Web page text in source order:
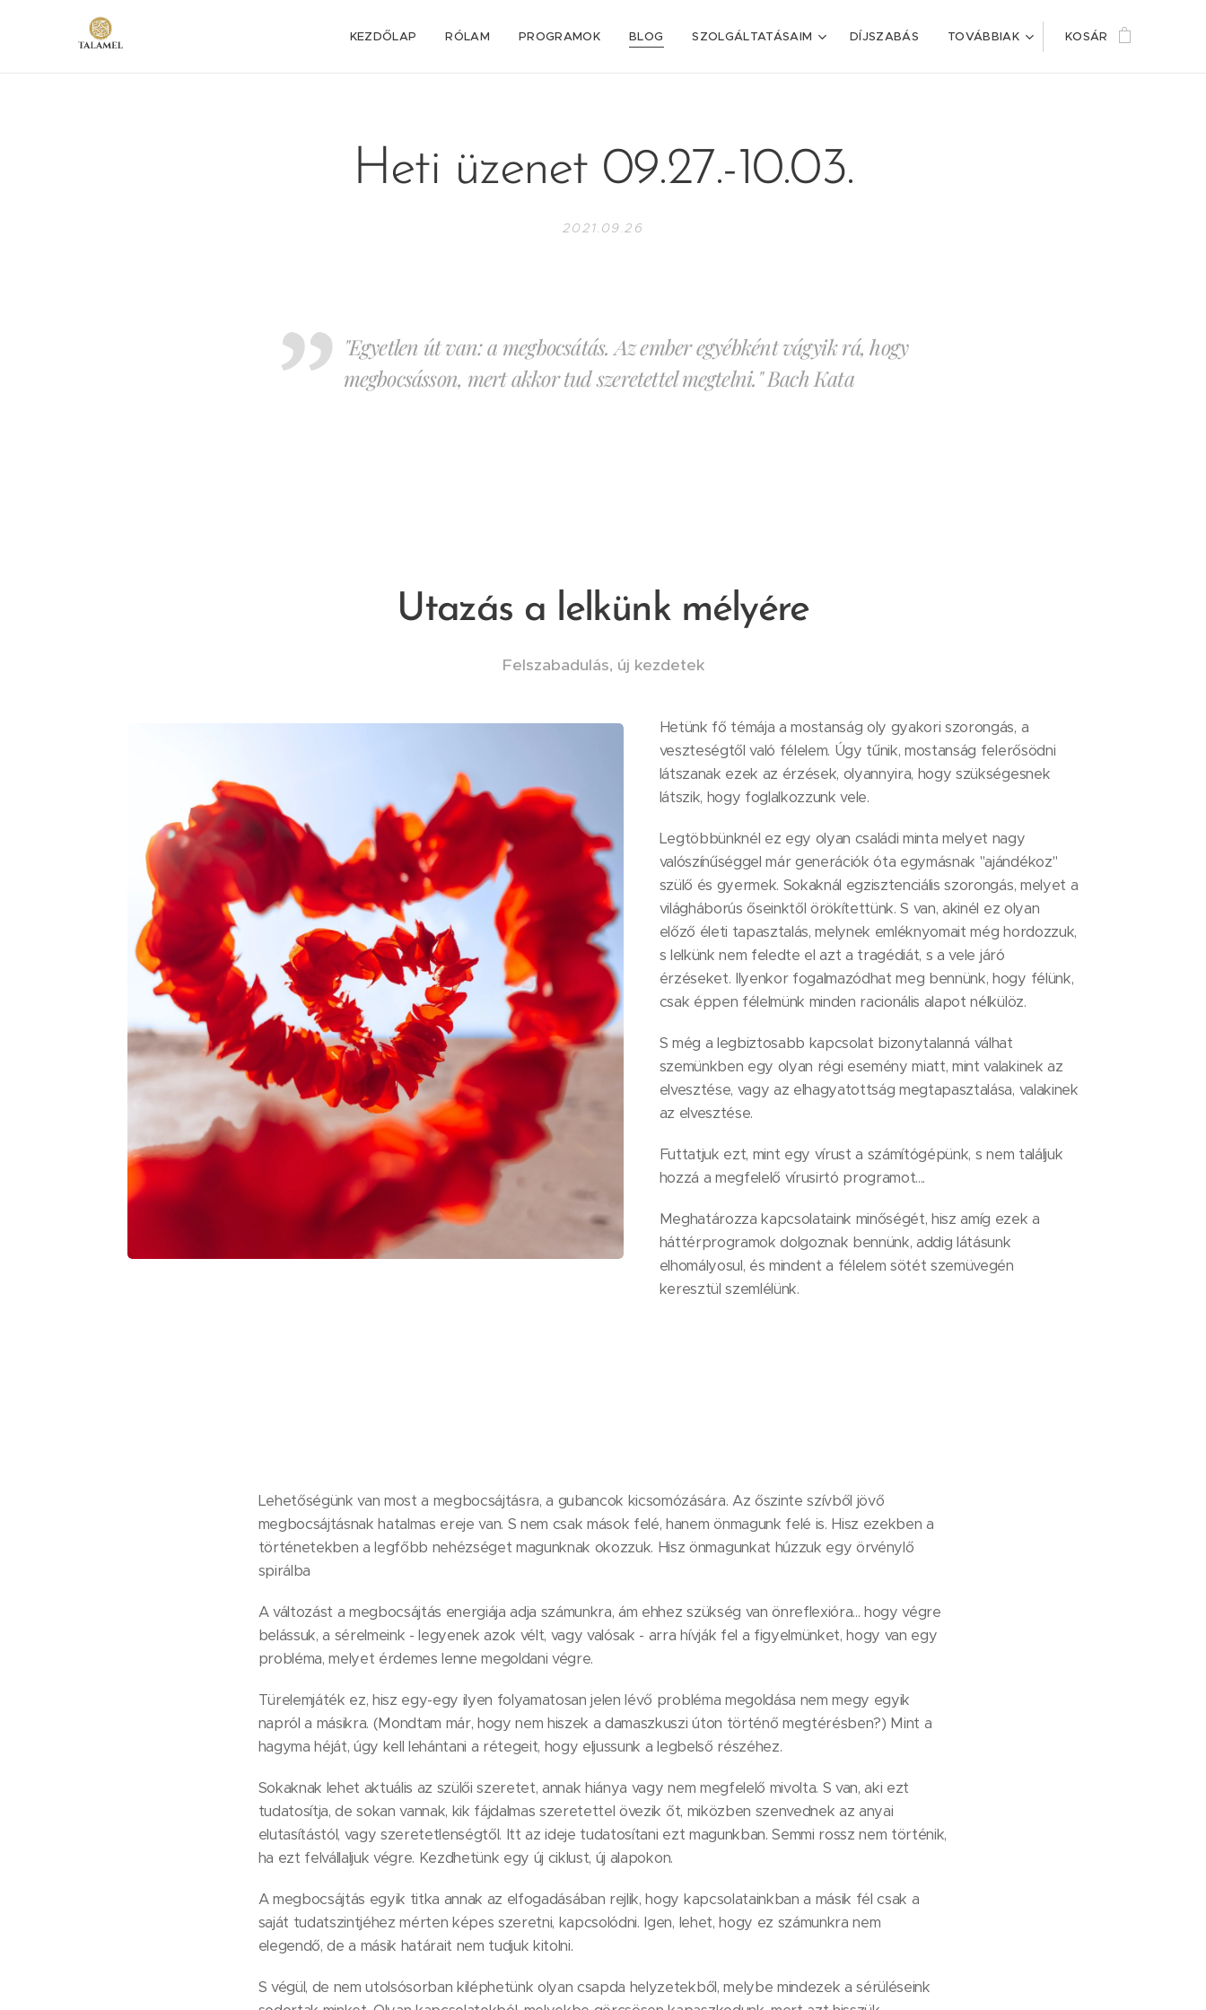
KEZDŐLAP RÓLAM PROGRAMOK BLOG SZOLGÁLTATÁSAIM DÍJSZABÁS TOVÁBBIAK KOSÁR
Heti üzenet 09.27.-10.03.
2021.09.26
"Egyetlen út van: a megbocsátás. Az ember egyébként vágyik rá, hogy
megbocsásson, mert akkor tud szeretettel megtelni." Bach Kata
Utazás a lelkünk mélyére
Felszabadulás, új kezdetek
Hetünk fő témája a mostanság oly gyakori szorongás, a
veszteségtől való félelem. Úgy tűnik, mostanság felerősödni
látszanak ezek az érzések, olyannyira, hogy szükségesnek
látszik, hogy foglalkozzunk vele.
Legtöbbünknél ez egy olyan családi minta melyet nagy
valószínűséggel már generációk óta egymásnak "ajándékoz"
szülő és gyermek. Sokaknál egzisztenciális szorongás, melyet a
világháborús őseinktől örökítettünk. S van, akinél ez olyan
előző életi tapasztalás, melynek emléknyomait még hordozzuk,
s lelkünk nem feledte el azt a tragédiát, s a vele járó
érzéseket. Ilyenkor fogalmazódhat meg bennünk, hogy félünk,
csak éppen félelmünk minden racionális alapot nélkülöz.
S még a legbiztosabb kapcsolat bizonytalanná válhat
szemünkben egy olyan régi esemény miatt, mint valakinek az
elvesztése, vagy az elhagyatottság megtapasztalása, valakinek
az elvesztése.
Futtatjuk ezt, mint egy vírust a számítógépünk, s nem találjuk
hozzá a megfelelő vírusirtó programot....
Meghatározza kapcsolataink minőségét, hisz amíg ezek a
háttérprogramok dolgoznak bennünk, addig látásunk
elhomályosul, és mindent a félelem sötét szemüvegén
keresztül szemlélünk.
Lehetőségünk van most a megbocsájtásra, a gubancok kicsomózására. Az őszinte szívből jövő
megbocsájtásnak hatalmas ereje van. S nem csak mások felé, hanem önmagunk felé is. Hisz ezekben a
történetekben a legfőbb nehézséget magunknak okozzuk. Hisz önmagunkat húzzuk egy örvénylő
spirálba
A változást a megbocsájtás energiája adja számunkra, ám ehhez szükség van önreflexióra... hogy végre
belássuk, a sérelmeink - legyenek azok vélt, vagy valósak - arra hívják fel a figyelmünket, hogy van egy
probléma, melyet érdemes lenne megoldani végre.
Türelemjáték ez, hisz egy-egy ilyen folyamatosan jelen lévő probléma megoldása nem megy egyik
napról a másikra. (Mondtam már, hogy nem hiszek a damaszkuszi úton történő megtérésben?) Mint a
hagyma héját, úgy kell lehántani a rétegeit, hogy eljussunk a legbelső részéhez.
Sokaknak lehet aktuális az szülői szeretet, annak hiánya vagy nem megfelelő mivolta. S van, aki ezt
tudatosítja, de sokan vannak, kik fájdalmas szeretettel övezik őt, miközben szenvednek az anyai
elutasítástól, vagy szeretetlenségtől. Itt az ideje tudatosítani ezt magunkban. Semmi rossz nem történik,
ha ezt felvállaljuk végre. Kezdhetünk egy új ciklust, új alapokon.
A megbocsájtás egyik titka annak az elfogadásában rejlik, hogy kapcsolatainkban a másik fél csak a
saját tudatszintjéhez mérten képes szeretni, kapcsolódni. Igen, lehet, hogy ez számunkra nem
elegendő, de a másik határait nem tudjuk kitolni.
S végül, de nem utolsósorban kiléphetünk olyan csapda helyzetekből, melybe mindezek a sérüléseink